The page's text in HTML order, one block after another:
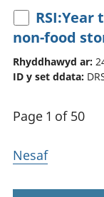
RSI:Year
non-food
Rhyddhawyd ar:
ID y set ddata:
Page 1 of 50
Nesaf